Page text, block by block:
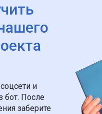
и
бот. После
заберите